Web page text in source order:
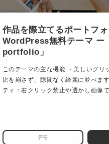
作品を際立てるポートフ
WordPress無料テーマ ー
portfolio」
このテーマの主な機能 ・美しいグリ
比を崩さず、隙間なく綺麗に並べま
ティ：右クリック禁止や透かし画像
デモ